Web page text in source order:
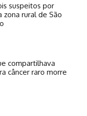
suspeitos por
zona rural de São
compartilhava
câncer raro morre